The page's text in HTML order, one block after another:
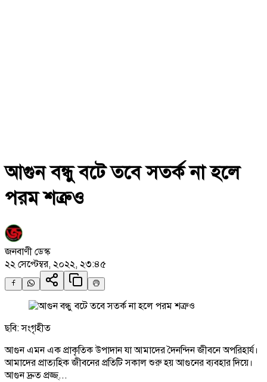
আগুন বন্ধু বটে তবে সতর্ক না হলে
পরম শত্রুও
জনবাণী ডেস্ক
২২ সেপ্টেম্বর, ২০২২, ২৩:৪৫
ছবি: সংগৃহীত
আগুন এমন এক প্রাকৃতিক উপাদান যা আমাদের দৈনন্দিন জীবনে অপরিহার্য।
আমাদের প্রাত্যহিক জীবনের প্রতিটি সকাল শুরু হয় আগুনের ব্যবহার দিয়ে।
আগুন দ্রুত প্রজ্জ্...